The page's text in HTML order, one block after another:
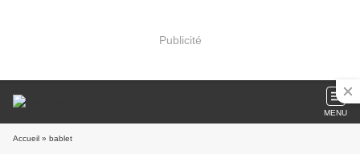
Publicité
MENU
Accueil » bablet